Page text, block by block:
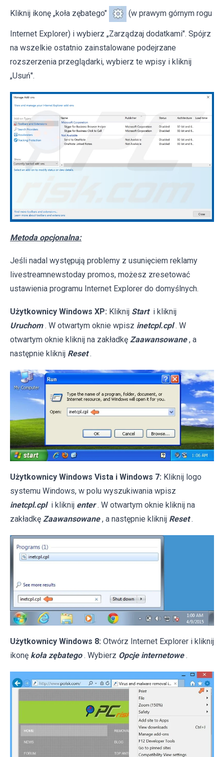
Kliknij ikonę „koła zębatego" (w prawym górnym rogu
Internet Explorer) i wybierz „Zarządzaj dodatkami". Spójrz
na wszelkie ostatnio zainstalowane podejrzane
rozszerzenia przeglądarki, wybierz te wpisy i kliknij
„Usuń".
Metoda opcjonalna:
Jeśli nadal występują problemy z usunięciem reklamy
livestreamnewstoday promos, możesz zresetować
ustawienia programu Internet Explorer do domyślnych.
Użytkownicy Windows XP: Kliknij Start i kliknij
Uruchom . W otwartym oknie wpisz inetcpl.cpl . W
otwartym oknie kliknij na zakładkę Zaawansowane , a
następnie kliknij Reset .
Użytkownicy Windows Vista i Windows 7: Kliknij logo
systemu Windows, w polu wyszukiwania wpisz
inetcpl.cpl i kliknij enter . W otwartym oknie kliknij na
zakładkę Zaawansowane , a następnie kliknij Reset .
Użytkownicy Windows 8: Otwórz Internet Explorer i kliknij
ikonę koła zębatego . Wybierz Opcje internetowe .